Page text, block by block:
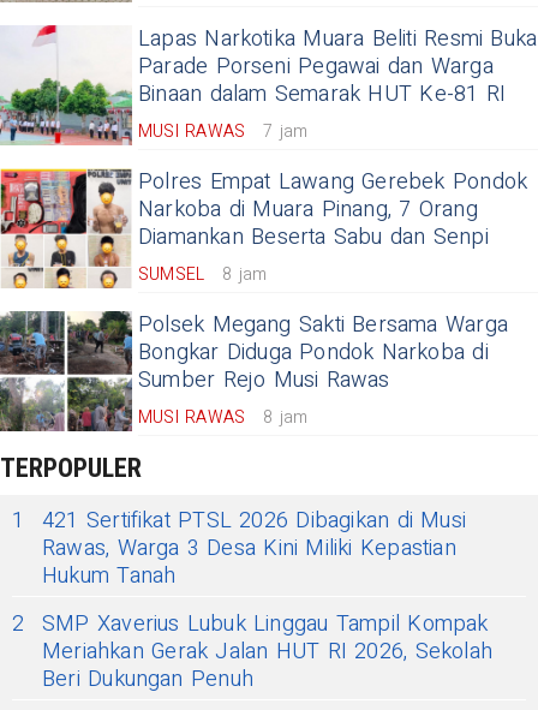
Lapas Narkotika Muara Beliti Resmi Buka
Parade Porseni Pegawai dan Warga
Binaan dalam Semarak HUT Ke-81 RI
MUSI RAWAS 7 jam
Polres Empat Lawang Gerebek Pondok
Narkoba di Muara Pinang, 7 Orang
Diamankan Beserta Sabu dan Senpi
SUMSEL 8 jam
Polsek Megang Sakti Bersama Warga
Bongkar Diduga Pondok Narkoba di
Sumber Rejo Musi Rawas
MUSI RAWAS 8 jam
TERPOPULER
1
421 Sertifikat PTSL 2026 Dibagikan di Musi
Rawas, Warga 3 Desa Kini Miliki Kepastian
Hukum Tanah
2 SMP Xaverius Lubuk Linggau Tampil Kompak
Meriahkan Gerak Jalan HUT RI 2026, Sekolah
Beri Dukungan Penuh